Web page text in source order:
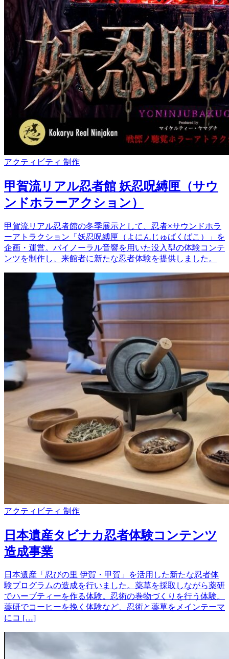
アクティビティ 制作
甲賀流リアル忍者館 妖忍呪縛匣（サウ
ンドホラーアクション）
甲賀流リアル忍者館の冬季展示として、忍者×サウンドホラ
ーアトラクション「妖忍呪縛匣（よにんじゅばくばこ）」を
企画・運営。バイノーラル音響を用いた没入型の体験コンテ
ンツを制作し、来館者に新たな忍者体験を提供しました。
アクティビティ 制作
日本遺産タビナカ忍者体験コンテンツ
造成事業
日本遺産「忍びの里 伊賀・甲賀」を活用した新たな忍者体
験プログラムの造成を行いました。薬草を採取しながら薬研
でハーブティーを作る体験。忍術の巻物づくりを行う体験。
薬研でコーヒーを挽く体験など、忍術と薬草をメインテーマ
にコ […]